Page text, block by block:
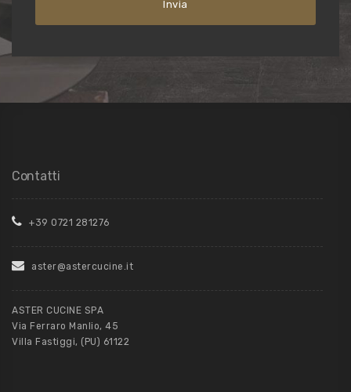
Contatti
+39 0721 281276
aster@astercucine.it
ASTER CUCINE SPA
Via Ferraro Manlio, 45
Villa Fastiggi, (PU) 61122